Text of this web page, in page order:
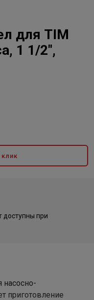
для TIM
1 1/2",
доступны при
насосно-
приготовление